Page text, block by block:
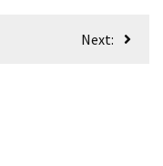
Next: